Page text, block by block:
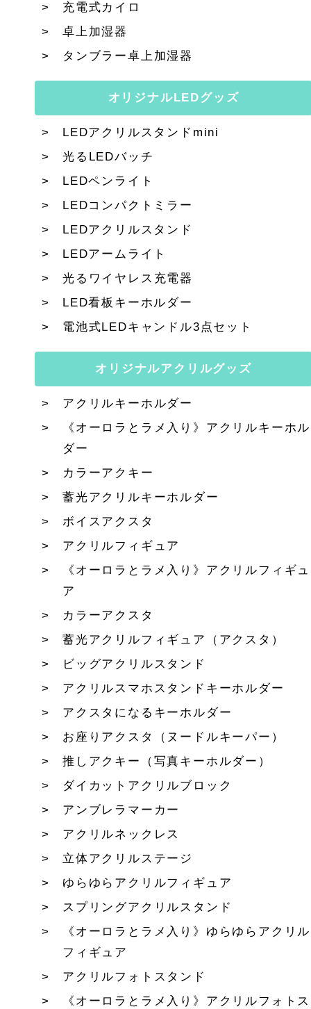
充電式カイロ
卓上加湿器
タンブラー卓上加湿器
オリジナルLEDグッズ
LEDアクリルスタンドmini
光るLEDバッチ
LEDペンライト
LEDコンパクトミラー
LEDアクリルスタンド
LEDアームライト
光るワイヤレス充電器
LED看板キーホルダー
電池式LEDキャンドル3点セット
オリジナルアクリルグッズ
アクリルキーホルダー
《オーロラとラメ入り》アクリルキーホル
ダー
カラーアクキー
蓄光アクリルキーホルダー
ボイスアクスタ
アクリルフィギュア
《オーロラとラメ入り》アクリルフィギュ
ア
カラーアクスタ
蓄光アクリルフィギュア（アクスタ）
ビッグアクリルスタンド
アクリルスマホスタンドキーホルダー
アクスタになるキーホルダー
お座りアクスタ（ヌードルキーパー）
推しアクキー（写真キーホルダー）
ダイカットアクリルブロック
アンブレラマーカー
アクリルネックレス
立体アクリルステージ
ゆらゆらアクリルフィギュア
スプリングアクリルスタンド
《オーロラとラメ入り》ゆらゆらアクリル
フィギュア
アクリルフォトスタンド
《オーロラとラメ入り》アクリルフォトス